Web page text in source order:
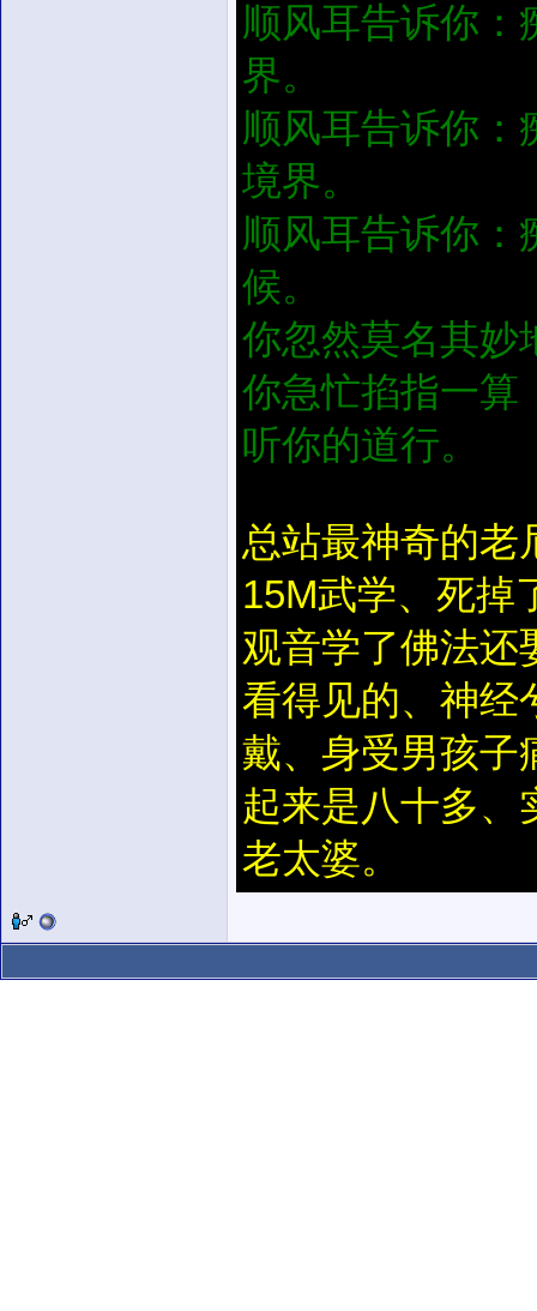
顺风耳告诉你：
界。
顺风耳告诉你：
境界。
顺风耳告诉你：
候。
你忽然莫名其妙
你急忙掐指一算
听你的道行。
总站最神奇的老
15M武学、死掉
观音学了佛法还
看得见的、神经
戴、身受男孩子
起来是八十多、
老太婆。